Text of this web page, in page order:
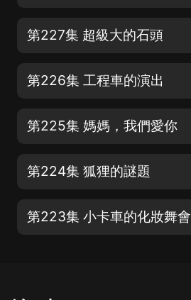
第227集 超級大的石頭
第226集 工程車的演出
第225集 媽媽，我們愛你
第224集 狐狸的謎題
第223集 小卡車的化妝舞會